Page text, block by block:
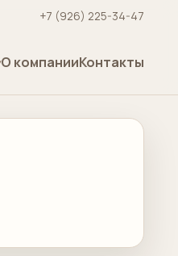
+7 (926) 225-34-47
О компанииКонтакты